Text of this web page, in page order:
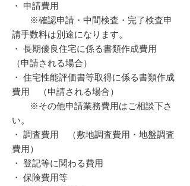
・ 申請費用
※確認申請・中間検査・完了検査申
請手数料は別途になります。
・ 長期優良住宅に係る書類作成費用
（申請される場合）
・ 住宅性能評価書等取得に係る書類作成
費用 （申請される場合）
※その他申請業務費用はご相談下さ
い。
・ 調査費用 （敷地調査費用・地盤調査
費用）
・ 登記等に関わる費用
・ 保険費用等